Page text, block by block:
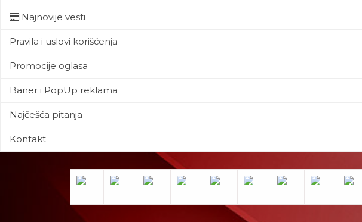
Najnovije vesti
Pravila i uslovi korišćenja
Promocije oglasa
Baner i PopUp reklama
Najčešća pitanja
Kontakt